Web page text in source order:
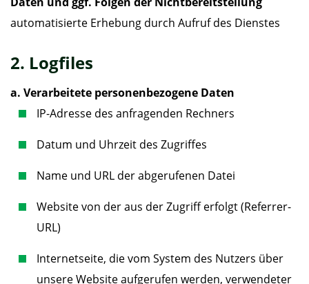
automatisierte Erhebung durch Aufruf des Dienstes
2. Logfiles
a. Verarbeitete personenbezogene Daten
IP-Adresse des anfragenden Rechners
Datum und Uhrzeit des Zugriffes
Name und URL der abgerufenen Datei
Website von der aus der Zugriff erfolgt (Referrer-
URL)
Internetseite, die vom System des Nutzers über
unsere Website aufgerufen werden, verwendeter